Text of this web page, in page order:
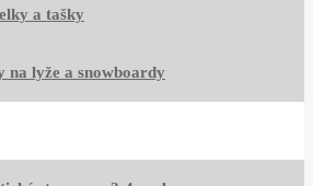
a tašky
na lyže a snowboardy